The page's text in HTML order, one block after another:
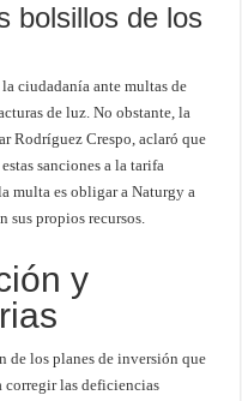
bolsillos de los
ciudadanía ante multas de
de luz. No obstante, la
Rodríguez Crespo, aclaró que
sanciones a la tarifa
multa es obligar a Naturgy a
sus propios recursos.
y
de los planes de inversión que
corregir las deficiencias